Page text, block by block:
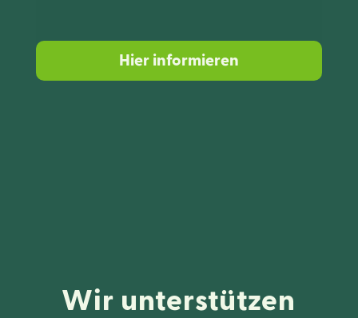
Hier informieren
Wir unterstützen